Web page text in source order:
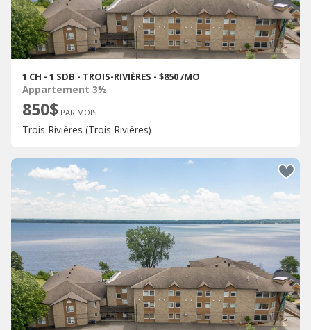
1 CH - 1 SDB - TROIS-RIVIÈRES - $850 /MO
Appartement 3½
850$ PAR MOIS
Trois-Rivières (Trois-Rivières)